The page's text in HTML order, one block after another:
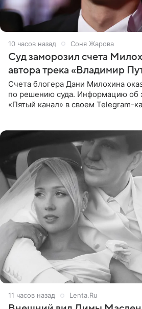
10 часов назад Соня Жарова
Суд заморозил счета
автора трека «Владимир
Счета блогера Дани Милохина
по решению суда. Информацию об
«Пятый канал» в своем Telegram-
11 часов назад Lenta.Ru